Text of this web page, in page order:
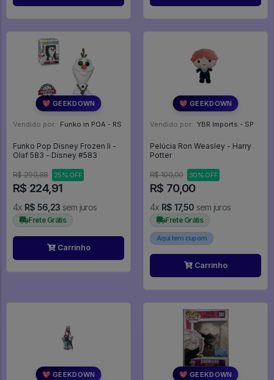
💖 GEEKDOWN
Vendido por: Funko in POA - RS
Funko Pop Disney Frozen Ii -
Olaf 583 - Disney #583
R$ 299,88 25% OFF
R$ 224,91
4x R$ 56,23 sem juros
Frete Grátis
Carrinho
💖 GEEKDOWN
Vendido por: YBR Imports - SP
Pelúcia Ron Weasley - Harry
Potter
R$ 100,00 30% OFF
R$ 70,00
4x R$ 17,50 sem juros
Frete Grátis
Aqui tem cupom
Carrinho
💖 GEEKDOWN 💖 GEEKDOWN